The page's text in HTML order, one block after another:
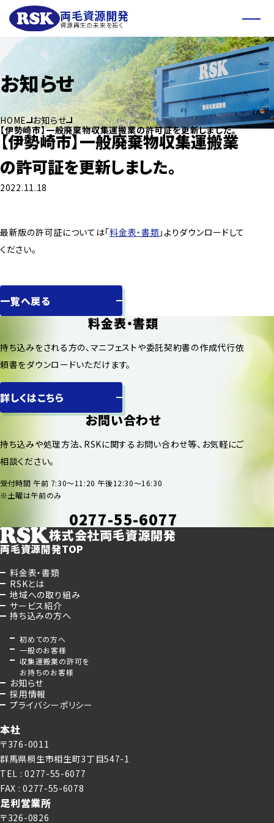
両毛資源開発
資源再生の未来を拓く
お知らせ
HOME お知らせ
【伊勢崎市】一般廃棄物収集運搬業の許可証を更新しました。
【伊勢崎市】一般廃棄物収集運搬業
の許可証を更新しました。
2022.11.18
最新版の許可証については「料金表・書類 」よりダウンロードして
ください。
一覧へ戻る
料金表・書類
持ち込みをされる方の、マニフェストや委託契約書の作成代行依
頼書をダウンロードいただけます。
詳しくはこちら
お問い合わせ
持ち込みや処理方法、RSKに関するお問い合わせ等、お気軽にご
相談ください。
受付時間 午前 7:30〜11:20 午後12:30〜16:30
※土曜は午前のみ
0277-55-6077
株式会社両毛資源開発
本社
〒376-0011
群馬県桐生市相生町3丁目547-1
TEL : 0277-55-6077
FAX : 0277-55-6078
足利営業所
〒326-0826
両毛資源開発TOP
料金表・書類
RSKとは
地域への取り組み
サービス紹介
持ち込みの方へ
初めての方へ
一般のお客様
収集運搬業の許可を
お持ちのお客様
お知らせ
採用情報
プライバシーポリシー